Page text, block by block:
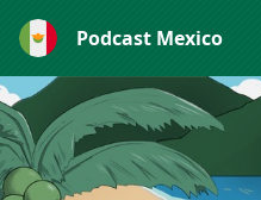
Podcast Mexico